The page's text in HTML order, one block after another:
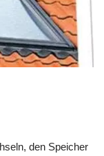
den Speicher